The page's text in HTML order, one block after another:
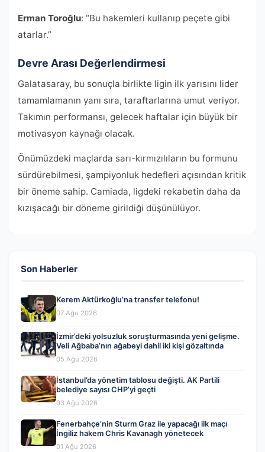
Erman Toroğlu: “Bu hakemleri kullanıp peçete gibi
atarlar.”
Devre Arası Değerlendirmesi
Galatasaray, bu sonuçla birlikte ligin ilk yarısını lider
tamamlamanın yanı sıra, taraftarlarına umut veriyor.
Takımın performansı, gelecek haftalar için büyük bir
motivasyon kaynağı olacak.
Önümüzdeki maçlarda sarı-kırmızılıların bu formunu
sürdürebilmesi, şampiyonluk hedefleri açısından kritik
bir öneme sahip. Camiada, ligdeki rekabetin daha da
kızışacağı bir döneme girildiği düşünülüyor.
Son Haberler
Kerem Aktürkoğlu’na transfer telefonu!
07 Ağu 2026
İzmir’deki yolsuzluk soruşturmasında yeni gelişme.
Veli Ağbaba’nın ağabeyi dahil iki kişi gözaltında
05 Ağu 2026
İstanbul’da yönetim tablosu değişti. AK Partili
belediye sayısı CHP’yi geçti
03 Ağu 2026
Fenerbahçe’nin Sturm Graz ile yapacağı ilk maçı
İngiliz hakem Chris Kavanagh yönetecek
01 Ağu 2026